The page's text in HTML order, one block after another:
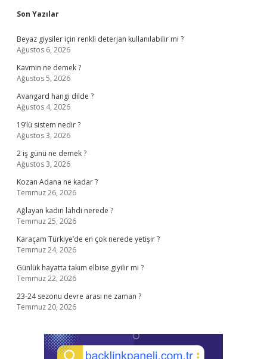
Sidebar
Son Yazılar
Beyaz giysiler için renkli deterjan kullanılabilir mi ?
Ağustos 6, 2026
Kavmin ne demek ?
Ağustos 5, 2026
Avangard hangi dilde ?
Ağustos 4, 2026
19’lü sistem nedir ?
Ağustos 3, 2026
2 iş günü ne demek ?
Ağustos 3, 2026
Kozan Adana ne kadar ?
Temmuz 26, 2026
Ağlayan kadın lahdi nerede ?
Temmuz 25, 2026
Karaçam Türkiye’de en çok nerede yetişir ?
Temmuz 24, 2026
Günlük hayatta takım elbise giyilir mi ?
Temmuz 22, 2026
23-24 sezonu devre arası ne zaman ?
Temmuz 20, 2026